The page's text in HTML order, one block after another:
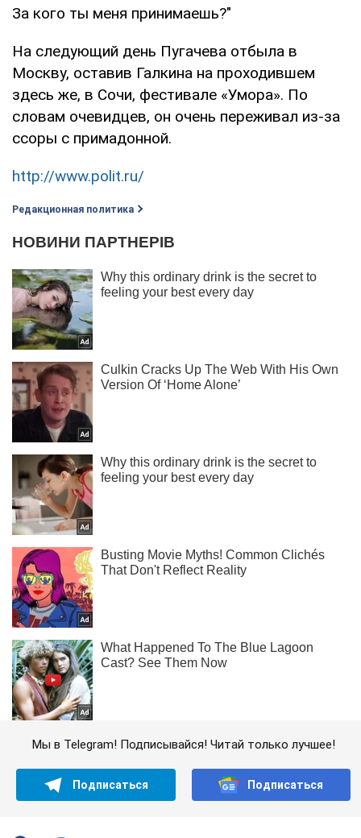
За кого ты меня принимаешь?"
На следующий день Пугачева отбыла в
Москву, оставив Галкина на проходившем
здесь же, в Сочи, фестивале «Умора». По
словам очевидцев, он очень переживал из-за
ссоры с примадонной.
http://www.polit.ru/
Редакционная политика
Мы в Telegram! Подписывайся! Читай только лучшее!
Подписаться Подписаться